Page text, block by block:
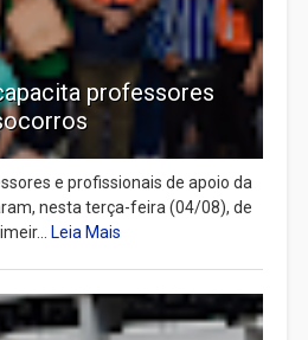
professores
e profissionais de apoio da
nesta terça-feira (04/08), de
Leia Mais